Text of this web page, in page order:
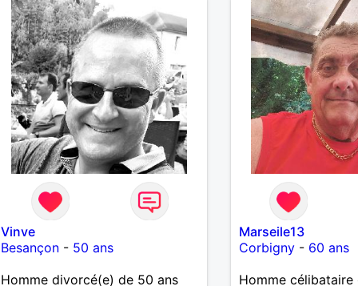
Vinve
Besançon- 50 ans
Homme divorcé(e) de 50 ans
Marseile13
Corbigny - 60 ans
Homme célibataire